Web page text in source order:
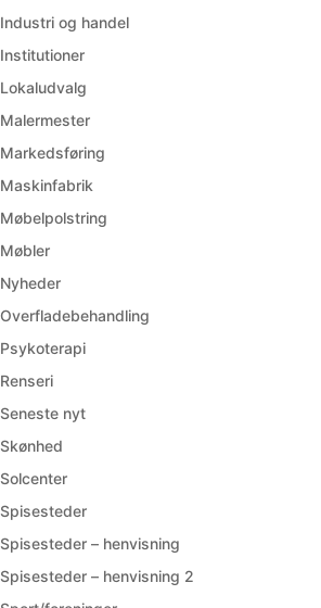
Industri og handel
Institutioner
Lokaludvalg
Malermester
Markedsføring
Maskinfabrik
Møbelpolstring
Møbler
Nyheder
Overfladebehandling
Psykoterapi
Renseri
Seneste nyt
Skønhed
Solcenter
Spisesteder
Spisesteder – henvisning
Spisesteder – henvisning 2